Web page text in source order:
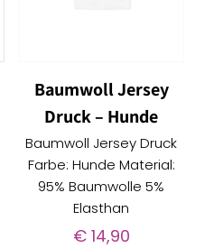
Baumwoll Jersey
Druck – Hunde
Baumwoll Jersey Druck
Farbe: Hunde Material:
95% Baumwolle 5%
Elasthan
€14,90